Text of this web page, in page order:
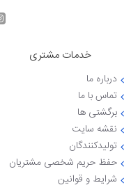
خدمات مشتری
درباره ما
تماس با ما
برگشتی ها
نقشه سایت
تولیدکنندگان
حفظ حریم شخصی مشتریان
شرایط و قوانین